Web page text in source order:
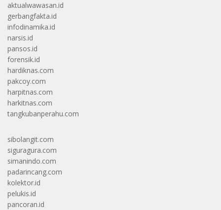
aktualwawasan.id
gerbangfakta.id
infodinamika.id
narsis.id
pansos.id
forensik.id
hardiknas.com
pakcoy.com
harpitnas.com
harkitnas.com
tangkubanperahu.com
sibolangit.com
siguragura.com
simanindo.com
padarincang.com
kolektor.id
pelukis.id
pancoran.id